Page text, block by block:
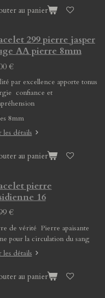
au panier
299 pierre jasper
AA pierre 8mm
€
par excellence apporte tonus
confiance et
8mm
détails
au panier
pierre
16
€
de vérité Pierre apaisante
pour la circulation du sang
détails
au panier